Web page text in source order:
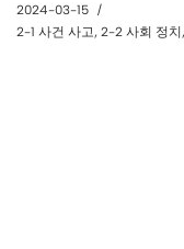
2024-03-15
2-1 사건 사고, 2-2 사회 정치,